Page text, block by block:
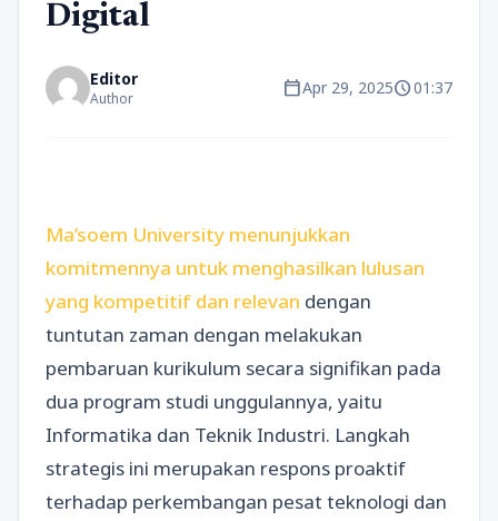
Digital
Editor
Author calendar_todayApr 29, 2025schedule01:37
Ma’soem University menunjukkan
komitmennya untuk menghasilkan lulusan
yang kompetitif dan relevan dengan
tuntutan zaman dengan melakukan
pembaruan kurikulum secara signifikan pada
dua program studi unggulannya, yaitu
Informatika dan Teknik Industri. Langkah
strategis ini merupakan respons proaktif
terhadap perkembangan pesat teknologi dan